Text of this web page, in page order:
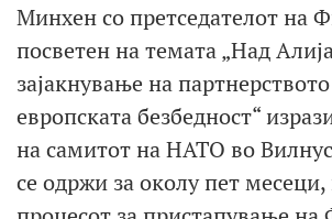
Минхен со претседателот на
посветен на темата „Над
зајакнување на
европската безбедност“
на самитот на НАТО во
се одржи за околу пет